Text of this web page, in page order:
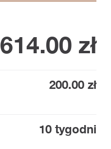
614.00 zł
200.00 zł
10 tygodni